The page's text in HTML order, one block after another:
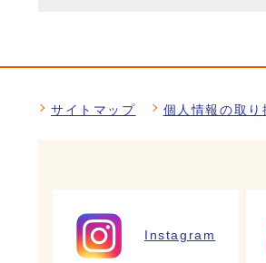
サイトマップ 個人情報の取り
Instagram